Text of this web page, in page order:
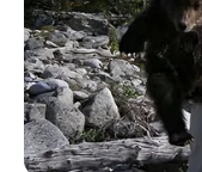
Mit
der
die
Holstein. Auf
Aussichtsplattform